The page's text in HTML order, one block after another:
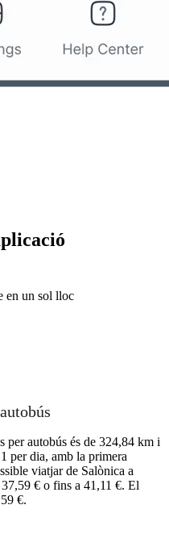
en un sol lloc
per autobús és de 324,84 km i
per dia, amb la primera
viatjar de Salònica a
€ o fins a 41,11 €. El
€.